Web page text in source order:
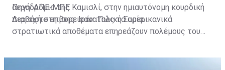
αεροδρόμιο της Καμισλί, στην ημιαυτόνομη κουρδική
περιοχή στη βορειοανατολική Συρία.
Πηγή: ΑΠΕ-ΜΠΕ
Διαβάστε επίσης:Ιράν: Πώς τα αμερικανικά
στρατιωτικά αποθέματα επηρεάζουν πολέμους του